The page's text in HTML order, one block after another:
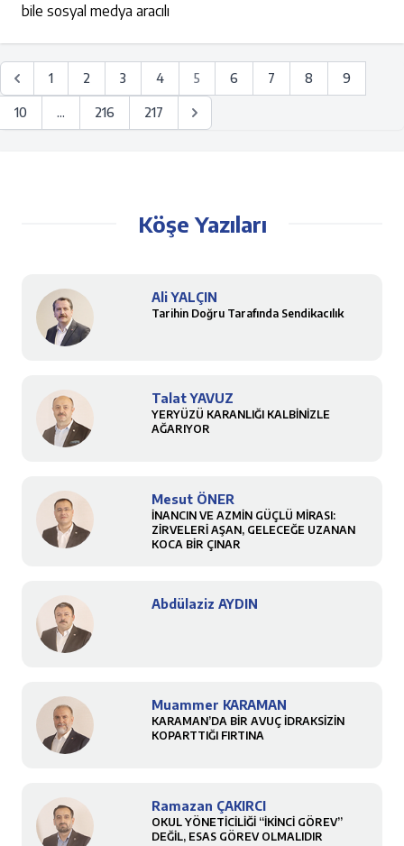
bile sosyal medya aracılı
1 2 3 4 5 6 7 8 9
10 ... 216 217
Köşe Yazıları
Ali YALÇIN
Tarihin Doğru Tarafında Sendikacılık
Talat YAVUZ
YERYÜZÜ KARANLIĞI KALBİNİZLE
AĞARIYOR
Mesut ÖNER
İNANCIN VE AZMİN GÜÇLÜ MİRASI:
ZİRVELERİ AŞAN, GELECEĞE UZANAN
KOCA BİR ÇINAR
Abdülaziz AYDIN
Muammer KARAMAN
KARAMAN’DA BİR AVUÇ İDRAKSİZİN
KOPARTTIĞI FIRTINA
Ramazan ÇAKIRCI
OKUL YÖNETİCİLİĞİ “İKİNCİ GÖREV”
DEĞİL, ESAS GÖREV OLMALIDIR